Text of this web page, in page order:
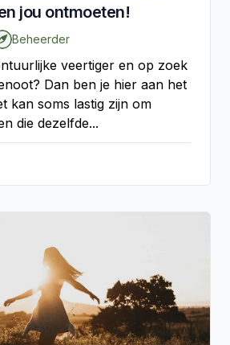
jou ontmoeten!
Beheerder
veertiger en op zoek
Dan ben je hier aan het
kan soms lastig zijn om
die dezelfde...